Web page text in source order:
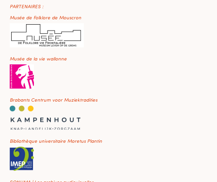
PARTENAIRES :
Musée de Folklore de Mouscron
Musée de la vie wallonne
Brabants Centrum voor Muziektradities
Bibliothèque universitaire Moretus Plantin